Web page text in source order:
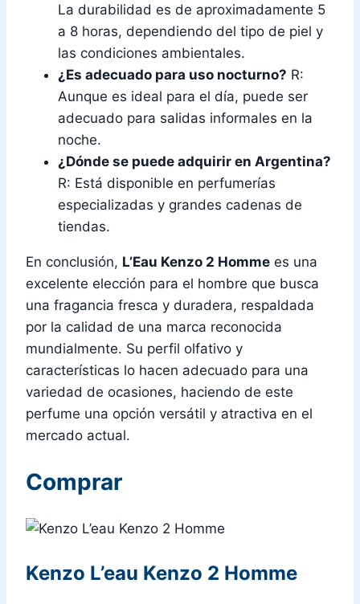
La durabilidad es de aproximadamente 5
a 8 horas, dependiendo del tipo de piel y
las condiciones ambientales.
¿Es adecuado para uso nocturno? R:
Aunque es ideal para el día, puede ser
adecuado para salidas informales en la
noche.
¿Dónde se puede adquirir en Argentina?
R: Está disponible en perfumerías
especializadas y grandes cadenas de
tiendas.
En conclusión, L’Eau Kenzo 2 Homme es una
excelente elección para el hombre que busca
una fragancia fresca y duradera, respaldada
por la calidad de una marca reconocida
mundialmente. Su perfil olfativo y
características lo hacen adecuado para una
variedad de ocasiones, haciendo de este
perfume una opción versátil y atractiva en el
mercado actual.
Comprar
Kenzo L’eau Kenzo 2 Homme